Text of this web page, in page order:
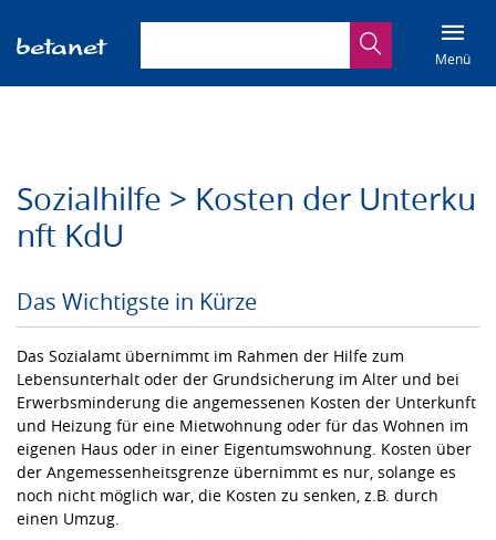
SucheMenü
Sozialhilfe > Kosten der Unterku
nft KdU
Das Wichtigste in Kürze
Das Sozialamt übernimmt im Rahmen der Hilfe zum
Lebensunterhalt oder der Grundsicherung im Alter und bei
Erwerbsminderung die angemessenen Kosten der Unterkunft
und Heizung für eine Mietwohnung oder für das Wohnen im
eigenen Haus oder in einer Eigentumswohnung. Kosten über
der Angemessenheitsgrenze übernimmt es nur, solange es
noch nicht möglich war, die Kosten zu senken, z.B. durch
einen Umzug.